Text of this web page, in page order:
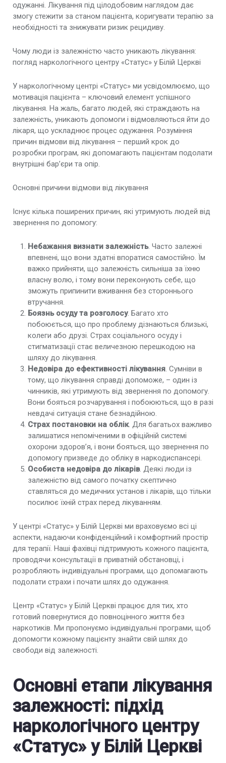
Лікування залежності від метамфетаміну
Зняття наркотичної ломки
одужанні. Лікування під цілодобовим наглядом дає
змогу стежити за станом пацієнта, коригувати терапію за
необхідності та знижувати ризик рецидиву.
Чому люди із залежністю часто уникають лікування:
погляд наркологічного центру «Статус» у Білій Церкві
У наркологічному центрі «Статус» ми усвідомлюємо, що
мотивація пацієнта – ключовий елемент успішного
лікування. На жаль, багато людей, які страждають на
залежність, уникають допомоги і відмовляються йти до
лікаря, що ускладнює процес одужання. Розуміння
причин відмови від лікування – перший крок до
розробки програм, які допомагають пацієнтам подолати
внутрішні бар’єри та опір.
Основні причини відмови від лікування
Існує кілька поширених причин, які утримують людей від
звернення по допомогу:
Небажання визнати залежність. Часто залежні
впевнені, що вони здатні впоратися самостійно. Їм
важко прийняти, що залежність сильніша за їхню
власну волю, і тому вони переконують себе, що
зможуть припинити вживання без стороннього
втручання.
Боязнь осуду та розголосу. Багато хто
побоюється, що про проблему дізнаються близькі,
колеги або друзі. Страх соціального осуду і
стигматизації стає величезною перешкодою на
шляху до лікування.
Недовіра до ефективності лікування. Сумніви в
тому, що лікування справді допоможе, – один із
чинників, які утримують від звернення по допомогу.
Вони бояться розчарування і побоюються, що в разі
невдачі ситуація стане безнадійною.
Страх постановки на облік. Для багатьох важливо
залишатися непоміченими в офіційній системі
охорони здоров’я, і вони бояться, що звернення по
допомогу призведе до обліку в наркодиспансері.
Особиста недовіра до лікарів. Деякі люди із
залежністю від самого початку скептично
ставляться до медичних установ і лікарів, що тільки
посилює їхній страх перед лікуванням.
У центрі «Статус» у Білій Церкві ми враховуємо всі ці
аспекти, надаючи конфіденційний і комфортний простір
для терапії. Наші фахівці підтримують кожного пацієнта,
проводячи консультації в приватній обстановці, і
розробляють індивідуальні програми, що допомагають
подолати страхи і почати шлях до одужання.
Центр «Статус» у Білій Церкві працює для тих, хто
готовий повернутися до повноцінного життя без
наркотиків. Ми пропонуємо індивідуальні програми, щоб
допомогти кожному пацієнту знайти свій шлях до
свободи від залежності.
Основні етапи лікування
залежності: підхід
наркологічного центру
«Статус» у Білій Церкві